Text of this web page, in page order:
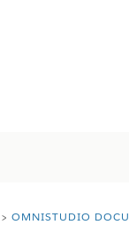
OMNISTUDIO